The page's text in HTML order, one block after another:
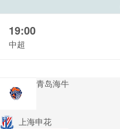
19:00
中超
青岛海牛
上海申花